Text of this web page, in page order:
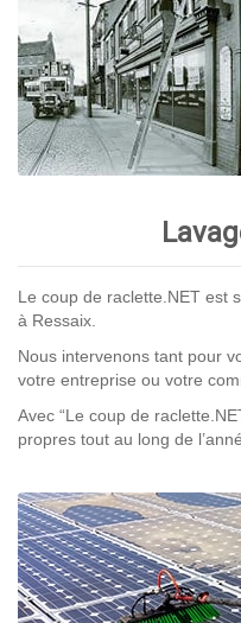
Le coup de raclette.NET est
à Ressaix.
Nous intervenons tant pour
votre entreprise ou votre
Avec “Le coup de
propres tout au long de